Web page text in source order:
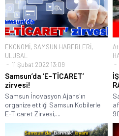
EKONOMİ, SAMSUN HABERLERİ,
ULUSAL
11 Şubat 2022 13:09
Samsun’da ‘E-TİCARET’
zirvesi!
Samsun İnovasyon Ajans'ın
organize ettiği Samsun Kobilerle
E-Ticaret Zirvesi,...